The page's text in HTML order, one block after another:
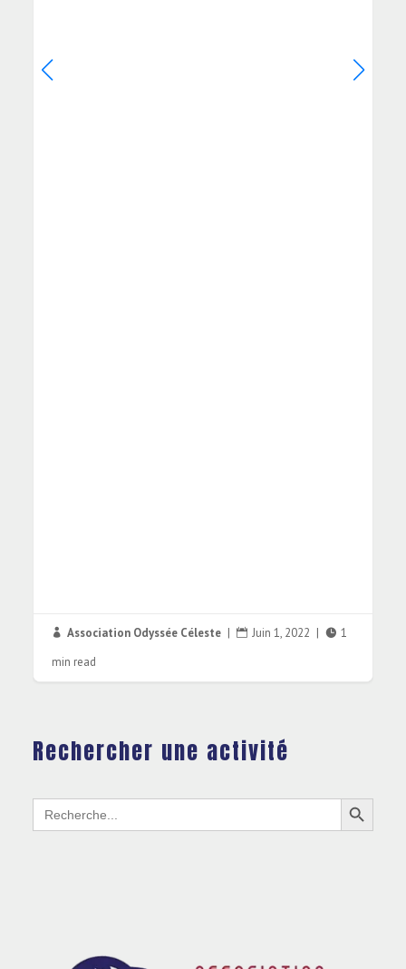
 Association Odyssée Céleste |  Juin 1, 2022 |  1
min read
Rechercher une activité
Search
for:
Search Button